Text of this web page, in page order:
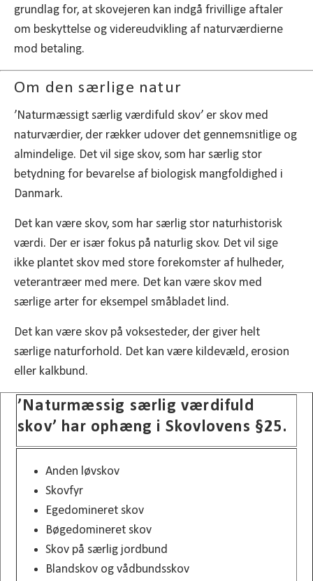
grundlag for, at skovejeren kan indgå frivillige aftaler
om beskyttelse og videreudvikling af naturværdierne
mod betaling.
Om den særlige natur
’Naturmæssigt særlig værdifuld skov’ er skov med
naturværdier, der rækker udover det gennemsnitlige og
almindelige. Det vil sige skov, som har særlig stor
betydning for bevarelse af biologisk mangfoldighed i
Danmark.
Det kan være skov, som har særlig stor naturhistorisk
værdi. Der er især fokus på naturlig skov. Det vil sige
ikke plantet skov med store forekomster af hulheder,
veterantræer med mere. Det kan være skov med
særlige arter for eksempel småbladet lind.
Det kan være skov på voksesteder, der giver helt
særlige naturforhold. Det kan være kildevæld, erosion
eller kalkbund.
’Naturmæssig særlig værdifuld
skov’ har ophæng i Skovlovens §25.
Anden løvskov
Skovfyr
Egedomineret skov
Bøgedomineret skov
Skov på særlig jordbund
Blandskov og vådbundsskov